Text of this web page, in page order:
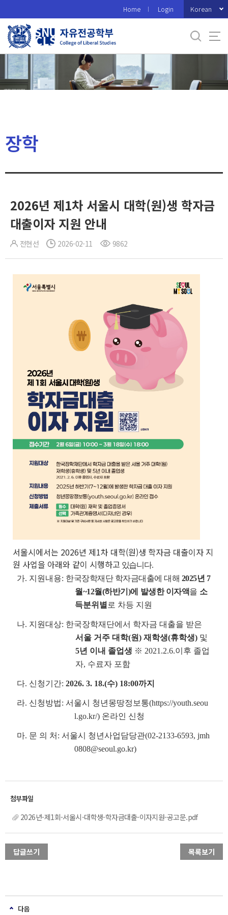
로
메
Home Login Korean
장학
2026년 제1차 서울시 대학(원)생 학자금
대출이자 지원 안내
전현선 2026-02-11 9862
서울시에서는 2026년 제1차 대학(원)생 학자금 대출이자 지
원 사업을 아래와 같이 시행하고 있습니다.
가. 지원내용: 한국장학재단 학자금대출에 대해 2025년 7
월~12월(하반기)에 발생한 이자액을 소
득분위별 로 차등 지원
나. 지원대상: 한국장학재단에서 학자금 대출을 받은
서울 거주 대학(원) 재학생(휴학생) 및
5년 이내 졸업생 ※ 2021.2.6.이후 졸업
자, 수료자 포함
다. 신청기간: 2026. 3. 18.(수) 18:00까지
라. 신청방법: 서울시 청년몽땅정보통(https://youth.seou
l.go.kr/) 온라인 신청
마. 문 의 처: 서울시 청년사업담당관(02-2133-6593, jmh
0808@seoul.go.kr)
2026년-제1회-서울시-대학생-학자금대출-이자지원-공고문.pdf
답글쓰기 목록보기
다음